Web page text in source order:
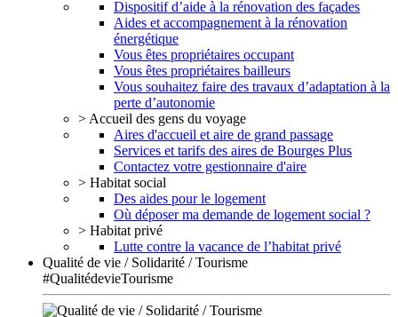
Dispositif d’aide à la rénovation des façades
Aides et accompagnement à la rénovation
énergétique
Vous êtes propriétaires occupant
Vous êtes propriétaires bailleurs
Vous souhaitez faire des travaux d’adaptation à la
perte d’autonomie
> Accueil des gens du voyage
Aires d'accueil et aire de grand passage
Services et tarifs des aires de Bourges Plus
Contactez votre gestionnaire d'aire
> Habitat social
Des aides pour le logement
Où déposer ma demande de logement social ?
> Habitat privé
Lutte contre la vacance de l’habitat privé
Qualité de vie / Solidarité / Tourisme
#QualitédevieTourisme